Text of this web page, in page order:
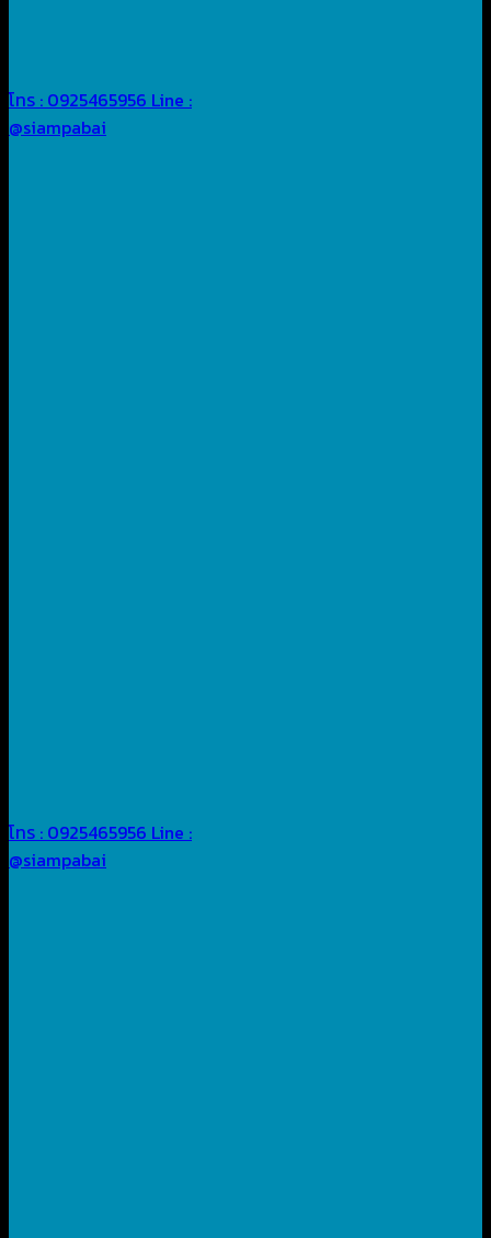
โทร : 0925465956 Line :
@siampabai
โทร : 0925465956 Line :
@siampabai